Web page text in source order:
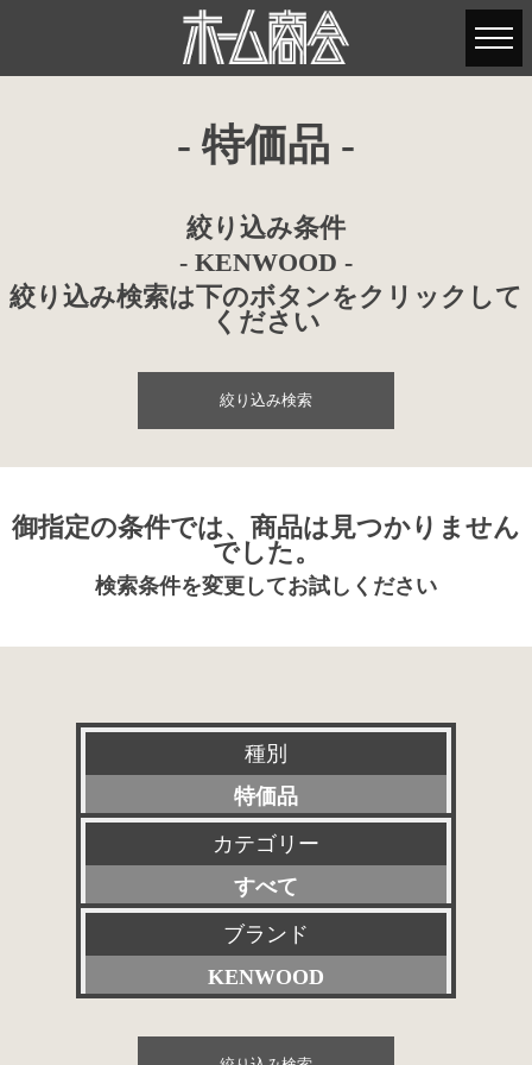
- 特価品 -
絞り込み条件
- KENWOOD -
絞り込み検索は下のボタンをクリックして
ください
絞り込み検索
御指定の条件では、商品は見つかりません
でした。
検索条件を変更してお試しください
種別
特価品
新品
特選アクセサリー
委託販売品
その他委託販売品
カテゴリー
すべて
プリアンプ
パワーアンプ
プリメインアンプ
ブランド
KENWOOD